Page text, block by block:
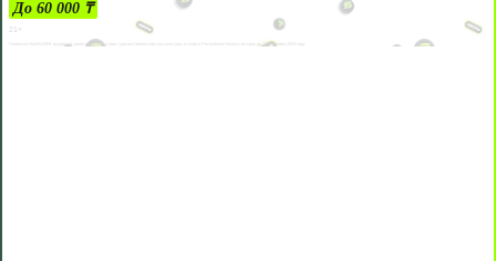
До 60 000 ₸
21+
Лицензии №24514359, выданной комитетом индустрии туризма Министерства культуры и спорта Республики Казахстан срок до 27 сентября 2034 года.